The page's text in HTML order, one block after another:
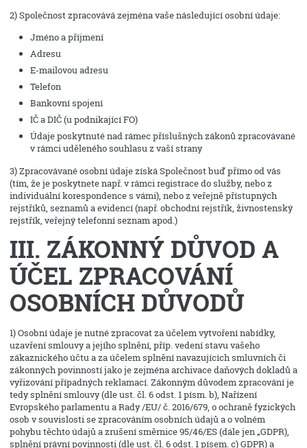
2) Společnost zpracovává zejména vaše následující osobní údaje:
Jméno a příjmení
Adresu
E-mailovou adresu
Telefon
Bankovní spojení
IČ a DIČ (u podnikající FO)
Údaje poskytnuté nad rámec příslušných zákonů zpracovávané
v rámci uděleného souhlasu z vaší strany
3) Zpracovávané osobní údaje získá Společnost buď přímo od vás
(tím, že je poskytnete např. v rámci registrace do služby, nebo z
individuální korespondence s vámi), nebo z veřejně přístupných
rejstříků, seznamů a evidencí (např. obchodní rejstřík, živnostenský
rejstřík, veřejný telefonní seznam apod.)
III. ZÁKONNÝ DŮVOD A
ÚČEL ZPRACOVÁNÍ
OSOBNÍCH DŮVODŮ
1) Osobní údaje je nutné zpracovat za účelem vytvoření nabídky,
uzavření smlouvy a jejího splnění, příp. vedení stavu vašeho
zákaznického účtu a za účelem splnění navazujících smluvních či
zákonných povinností jako je zejména archivace daňových dokladů a
vyřizování případných reklamací. Zákonným důvodem zpracování je
tedy splnění smlouvy (dle ust. čl. 6 odst. 1 písm. b), Nařízení
Evropského parlamentu a Rady /EU/ č. 2016/679, o ochraně fyzických
osob v souvislosti se zpracováním osobních údajů a o volném
pohybu těchto údajů a zrušení směrnice 95/46/ES (dále jen „GDPR),
splnění právní povinnosti (dle ust. čl. 6 odst. 1 písem. c) GDPR) a